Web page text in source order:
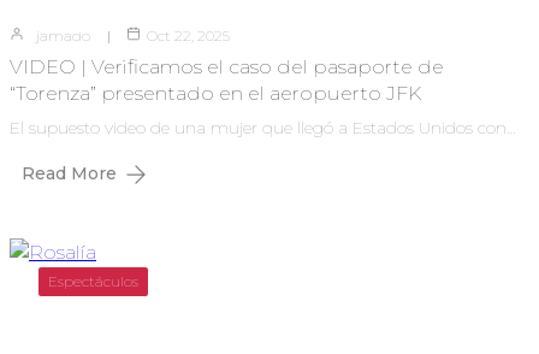
jamado Oct 22, 2025
VIDEO | Verificamos el caso del pasaporte de
“Torenza” presentado en el aeropuerto JFK
El supuesto video de una mujer que llegó a Estados Unidos con…
Read More
Espectáculos